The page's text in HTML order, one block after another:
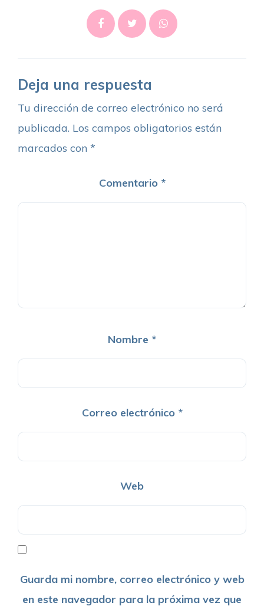
Deja una respuesta
Tu dirección de correo electrónico no será
publicada. Los campos obligatorios están
marcados con *
Comentario *
Nombre *
Correo electrónico *
Web
Guarda mi nombre, correo electrónico y web
en este navegador para la próxima vez que